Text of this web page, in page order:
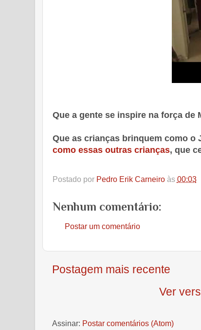
Que a gente se inspire na força de
Que as crianças brinquem como o
como essas outras crianças, que
Postado por Pedro Erik Carneiro às 00:03
Nenhum comentário:
Postar um comentário
Postagem mais recente
Ver
Assinar: Postar comentários (Atom)